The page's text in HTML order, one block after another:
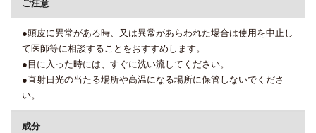
ご注意
●頭皮に異常がある時、又は異常があらわれた場合は使用を中止し
て医師等に相談することをおすすめします。
●目に入った時には、すぐに洗い流してください。
●直射日光の当たる場所や高温になる場所に保管しないでくださ
い。
成分